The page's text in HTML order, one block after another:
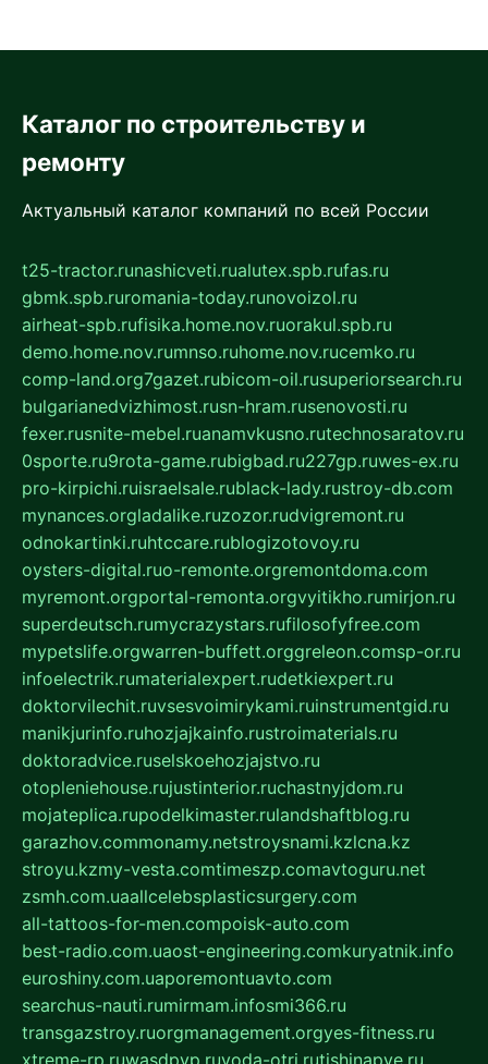
Каталог по строительству и
ремонту
Актуальный каталог компаний по всей России
t25-tractor.runashicveti.rualutex.spb.rufas.ru
gbmk.spb.ruromania-today.runovoizol.ru
airheat-spb.rufisika.home.nov.ruorakul.spb.ru
demo.home.nov.rumnso.ruhome.nov.rucemko.ru
comp-land.org7gazet.rubicom-oil.rusuperiorsearch.ru
bulgarianedvizhimost.rusn-hram.rusenovosti.ru
fexer.rusnite-mebel.ruanamvkusno.rutechnosaratov.ru
0sporte.ru9rota-game.rubigbad.ru227gp.ruwes-ex.ru
pro-kirpichi.ruisraelsale.rublack-lady.rustroy-db.com
mynances.orgladalike.ruzozor.rudvigremont.ru
odnokartinki.ruhtccare.rublogizotovoy.ru
oysters-digital.ruo-remonte.orgremontdoma.com
myremont.orgportal-remonta.orgvyitikho.rumirjon.ru
superdeutsch.rumycrazystars.rufilosofyfree.com
mypetslife.orgwarren-buffett.orggreleon.comsp-or.ru
infoelectrik.rumaterialexpert.rudetkiexpert.ru
doktorvilechit.ruvsesvoimirykami.ruinstrumentgid.ru
manikjurinfo.ruhozjajkainfo.rustroimaterials.ru
doktoradvice.ruselskoehozjajstvo.ru
otopleniehouse.rujustinterior.ruchastnyjdom.ru
mojateplica.rupodelkimaster.rulandshaftblog.ru
garazhov.commonamy.netstroysnami.kzlcna.kz
stroyu.kzmy-vesta.comtimeszp.comavtoguru.net
zsmh.com.uaallcelebsplasticsurgery.com
all-tattoos-for-men.compoisk-auto.com
best-radio.com.uaost-engineering.comkuryatnik.info
euroshiny.com.uaporemontuavto.com
searchus-nauti.rumirmam.infosmi366.ru
transgazstroy.ruorgmanagement.orgyes-fitness.ru
xtreme-rp.ruwasdpvp.ruvoda-otri.rutishinapve.ru